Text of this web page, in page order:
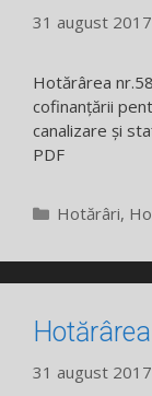
31 august 2017
Hotărârea
cofinanțării
canalizare și
PDF
Categorii
Hotărâri,
31 august 2017